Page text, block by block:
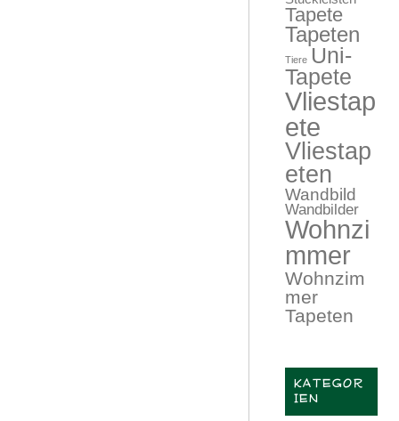
Tapete
Tapeten
Tiere Uni-
Tapete
Vliestap
ete
Vliestap
eten
Wandbild
Wandbilder
Wohnzi
mmer
Wohnzim
mer
Tapeten
KATEGOR
IEN